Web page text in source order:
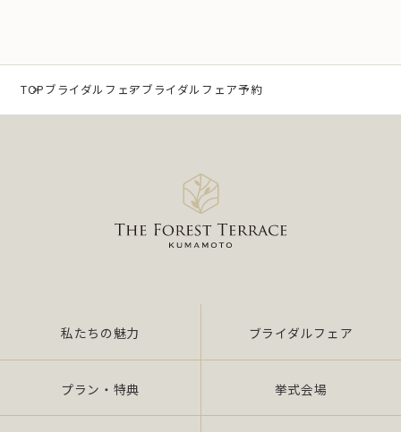
特定するとともに、法で定める場合を除き、その利
用目的の達成に必要な範囲 内において利用いたしま
す。
（1）冠婚葬祭業及び冠婚葬祭の会員募集に関する業
（2）互助会掛金の回収および案内に関する業務
（3）少額短期保険募集代理店としての保険募集およ
また、当社は特定された個人情報の利用目的の達成
に必要な範囲を超えた個人情報の取扱い（目的外利
用）を行いません。
TOPブライダルフェアブライダルフェア予約
私たちの魅力 ブライダルフェア
プラン・特典 挙式会場